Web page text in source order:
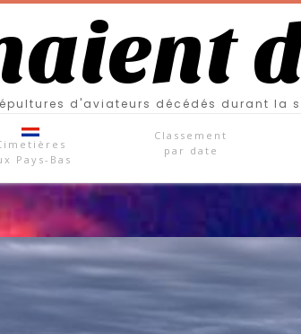
d'aviateurs décédés durant la
Pays-Bas
Classement
par date